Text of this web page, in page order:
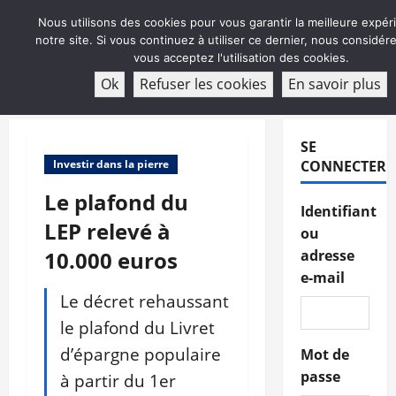
ABONNEMENT
Investir dans la pierre
Le plafond du
LEP relevé à
10.000 euros
Le décret rehaussant
le plafond du Livret
d’épargne populaire
à partir du 1er
SE
CONNECTER
Identifiant
ou
adresse
e-mail
Mot de
passe
Nous utilisons des cookies pour vous garantir la meilleure
notre site. Si vous continuez à utiliser ce dernier, nous
vous acceptez l'utilisation des cookies.
Ok Refuser les cookies En savoir plus